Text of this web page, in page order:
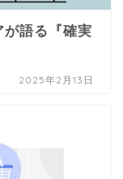
語る『確実
2025年2月13日